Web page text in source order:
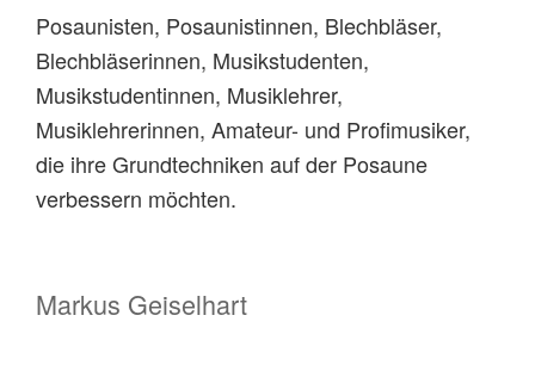
Posaunisten, Posaunistinnen, Blechbläser,
Blechbläserinnen, Musikstudenten,
Musikstudentinnen, Musiklehrer,
Musiklehrerinnen, Amateur- und Profimusiker,
die ihre Grundtechniken auf der Posaune
verbessern möchten.
Markus Geiselhart